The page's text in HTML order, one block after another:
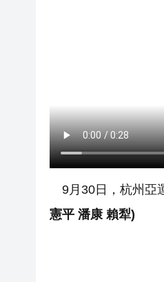
9月30日，杭州亞
憲平 潘康 賴犁)